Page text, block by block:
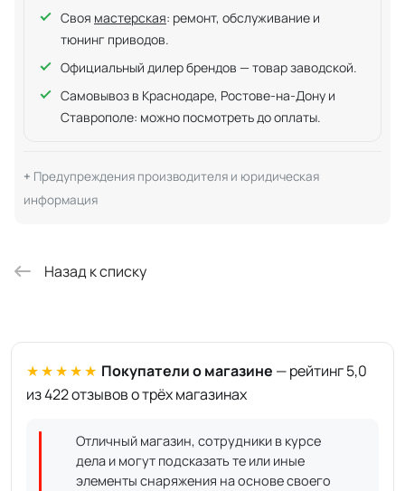
Своя мастерская: ремонт, обслуживание и
тюнинг приводов.
Официальный дилер брендов — товар заводской.
Самовывоз в Краснодаре, Ростове-на-Дону и
Ставрополе: можно посмотреть до оплаты.
Предупреждения производителя и юридическая
информация
Назад к списку
★★★★★ Покупатели о магазине — рейтинг 5,0
из 422 отзывов о трёх магазинах
Отличный магазин, сотрудники в курсе
дела и могут подсказать те или иные
элементы снаряжения на основе своего